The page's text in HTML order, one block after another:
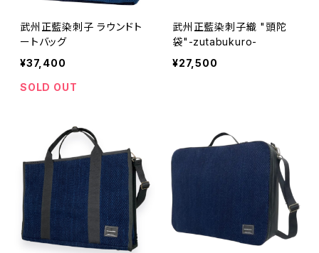
武州正藍染刺子 ラウンドト
ートバッグ
¥37,400
SOLD OUT
武州正藍染刺子織 "頭陀
袋"-zutabukuro-
¥27,500